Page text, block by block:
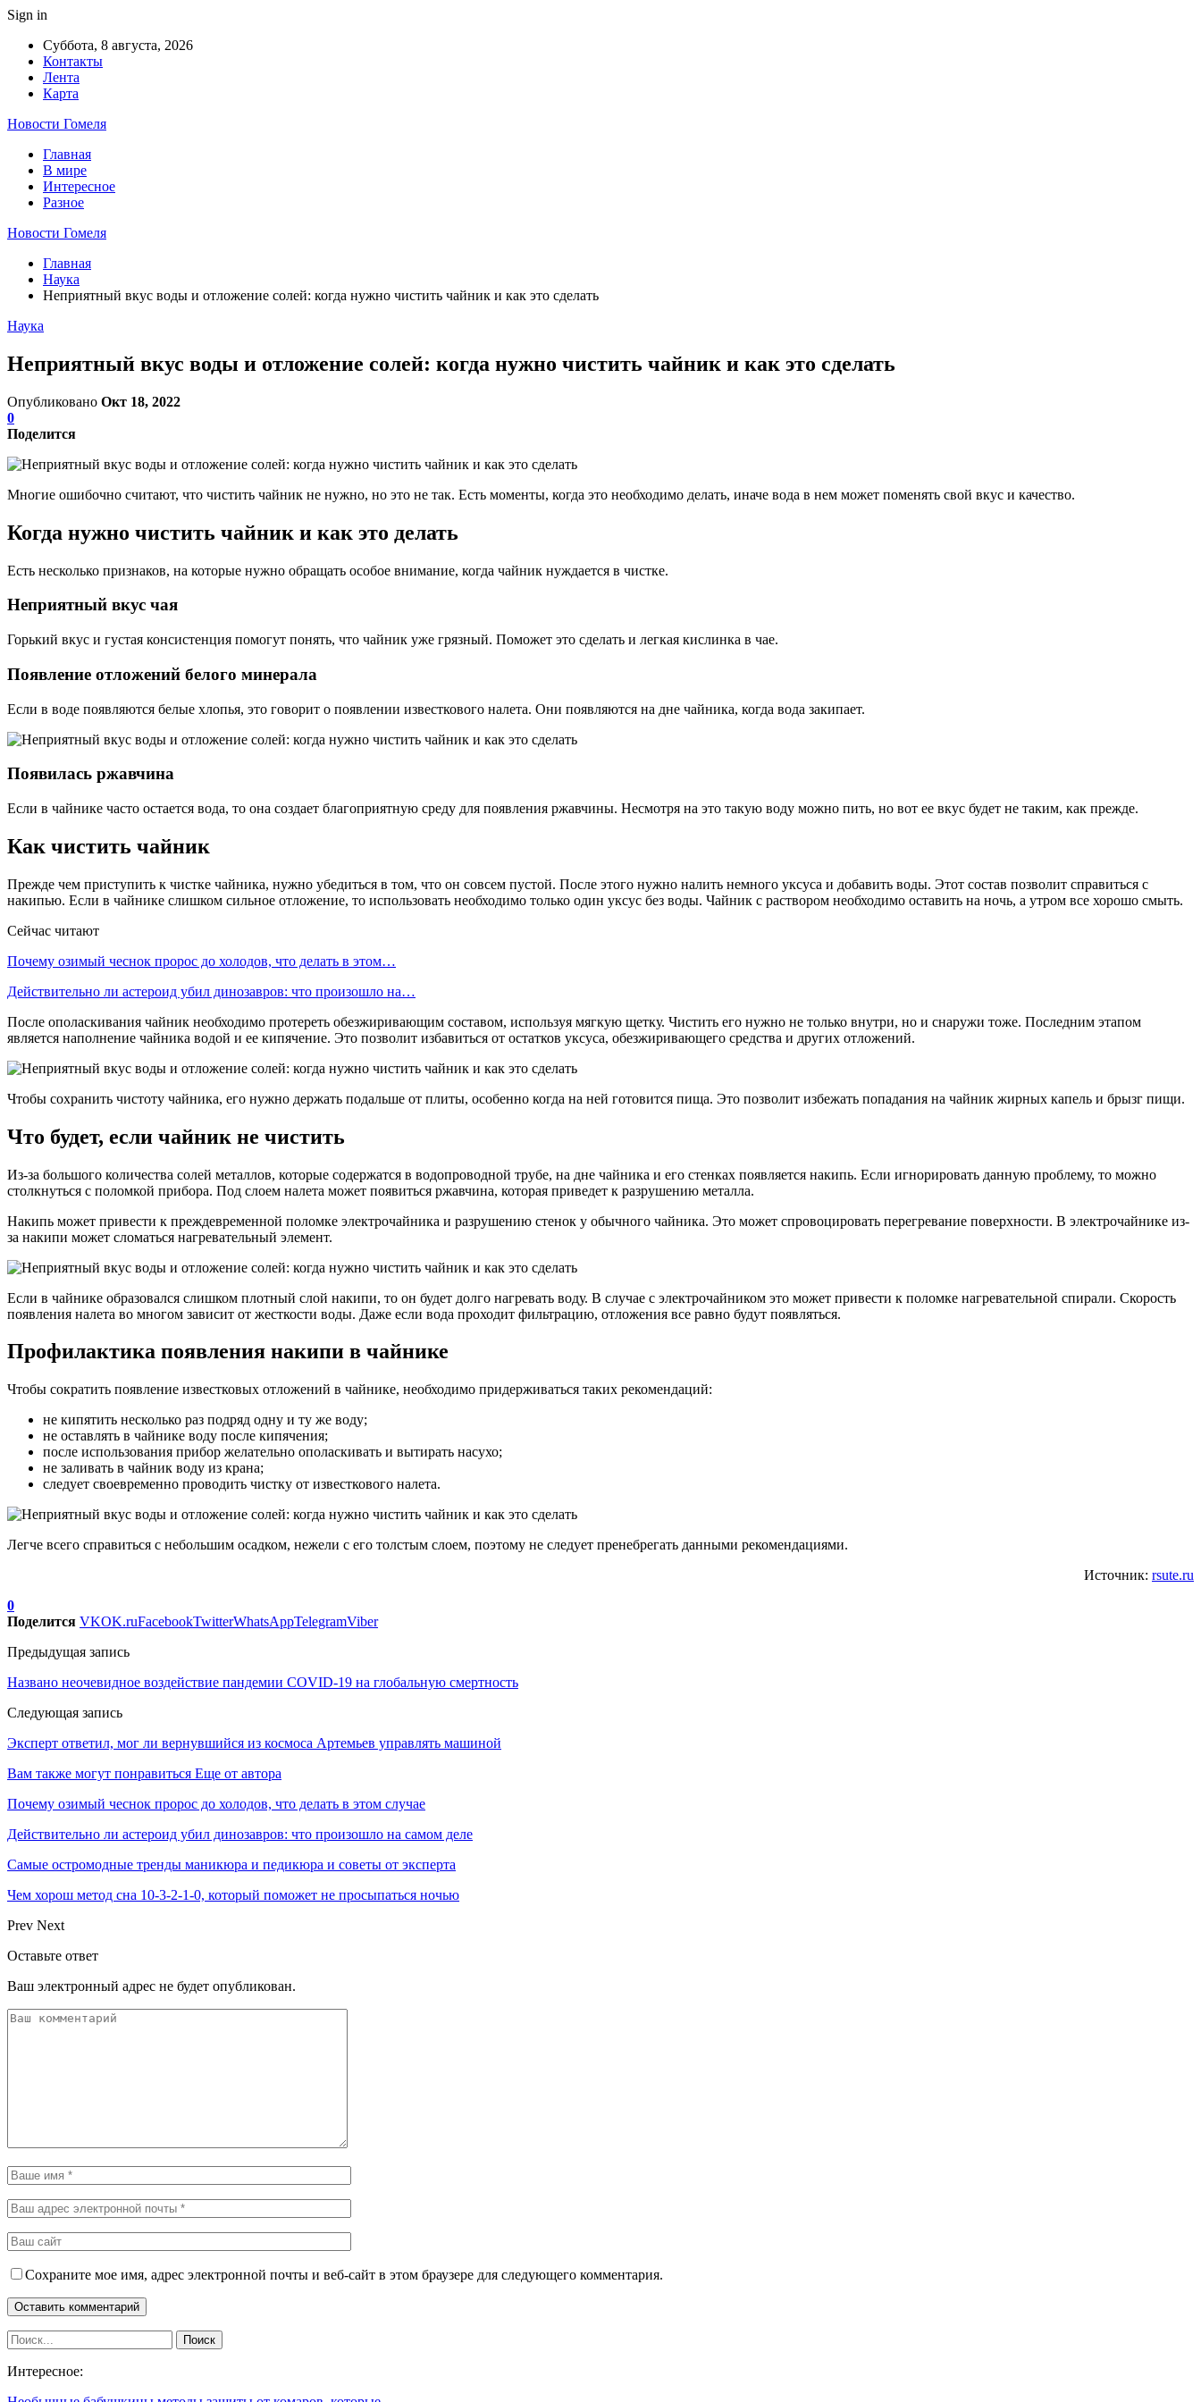
Sign in
Суббота, 8 августа, 2026
Контакты
Лента
Карта
Новости Гомеля
Главная
В мире
Интересное
Разное
Новости Гомеля
Главная
Наука
Неприятный вкус воды и отложение солей: когда нужно чистить чайник и как это сделать
Наука
Неприятный вкус воды и отложение солей: когда нужно чистить чайник и как это сделать
Опубликовано Окт 18, 2022
0
Поделится
Многие ошибочно считают, что чистить чайник не нужно, но это не так. Есть моменты, когда это необходимо делать, иначе вода в нем может поменять свой вкус и качество.
Когда нужно чистить чайник и как это делать
Есть несколько признаков, на которые нужно обращать особое внимание, когда чайник нуждается в чистке.
Неприятный вкус чая
Горький вкус и густая консистенция помогут понять, что чайник уже грязный. Поможет это сделать и легкая кислинка в чае.
Появление отложений белого минерала
Если в воде появляются белые хлопья, это говорит о появлении известкового налета. Они появляются на дне чайника, когда вода закипает.
Появилась ржавчина
Если в чайнике часто остается вода, то она создает благоприятную среду для появления ржавчины. Несмотря на это такую воду можно пить, но вот ее вкус будет не таким, как прежде.
Как чистить чайник
Прежде чем приступить к чистке чайника, нужно убедиться в том, что он совсем пустой. После этого нужно налить немного уксуса и добавить воды. Этот состав позволит справиться с
накипью. Если в чайнике слишком сильное отложение, то использовать необходимо только один уксус без воды. Чайник с раствором необходимо оставить на ночь, а утром все хорошо смыть.
Сейчас читают
Почему озимый чеснок пророс до холодов, что делать в этом…
Действительно ли астероид убил динозавров: что произошло на…
После ополаскивания чайник необходимо протереть обезжиривающим составом, используя мягкую щетку. Чистить его нужно не только внутри, но и снаружи тоже. Последним этапом
является наполнение чайника водой и ее кипячение. Это позволит избавиться от остатков уксуса, обезжиривающего средства и других отложений.
Чтобы сохранить чистоту чайника, его нужно держать подальше от плиты, особенно когда на ней готовится пища. Это позволит избежать попадания на чайник жирных капель и брызг пищи.
Что будет, если чайник не чистить
Из-за большого количества солей металлов, которые содержатся в водопроводной трубе, на дне чайника и его стенках появляется накипь. Если игнорировать данную проблему, то можно
столкнуться с поломкой прибора. Под слоем налета может появиться ржавчина, которая приведет к разрушению металла.
Накипь может привести к преждевременной поломке электрочайника и разрушению стенок у обычного чайника. Это может спровоцировать перегревание поверхности. В электрочайнике из-
за накипи может сломаться нагревательный элемент.
Если в чайнике образовался слишком плотный слой накипи, то он будет долго нагревать воду. В случае с электрочайником это может привести к поломке нагревательной спирали. Скорость
появления налета во многом зависит от жесткости воды. Даже если вода проходит фильтрацию, отложения все равно будут появляться.
Профилактика появления накипи в чайнике
Чтобы сократить появление известковых отложений в чайнике, необходимо придерживаться таких рекомендаций:
не кипятить несколько раз подряд одну и ту же воду;
не оставлять в чайнике воду после кипячения;
после использования прибор желательно ополаскивать и вытирать насухо;
не заливать в чайник воду из крана;
следует своевременно проводить чистку от известкового налета.
Легче всего справиться с небольшим осадком, нежели с его толстым слоем, поэтому не следует пренебрегать данными рекомендациями.
Источник: rsute.ru
0
Поделится VKOK.ruFacebookTwitterWhatsAppTelegramViber
Предыдущая запись
Названо неочевидное воздействие пандемии COVID-19 на глобальную смертность
Следующая запись
Эксперт ответил, мог ли вернувшийся из космоса Артемьев управлять машиной
Вам также могут понравиться Еще от автора
Почему озимый чеснок пророс до холодов, что делать в этом случае
Действительно ли астероид убил динозавров: что произошло на самом деле
Самые остромодные тренды маникюра и педикюра и советы от эксперта
Чем хорош метод сна 10-3-2-1-0, который поможет не просыпаться ночью
Prev Next
Оставьте ответ
Ваш электронный адрес не будет опубликован.
Сохраните мое имя, адрес электронной почты и веб-сайт в этом браузере для следующего комментария.
Интересное: